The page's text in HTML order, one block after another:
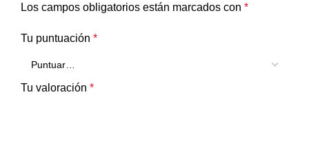
Los campos obligatorios están marcados con *
Tu puntuación *
Tu valoración *